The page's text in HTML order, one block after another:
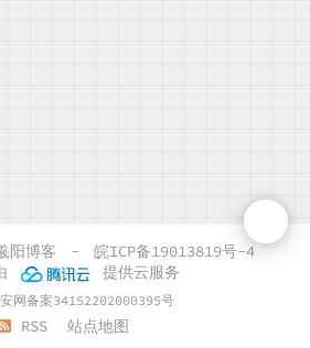
阳博客 -
皖ICP备19013819号-4
提供云服务
网备案34152202000395号
RSS 站点地图